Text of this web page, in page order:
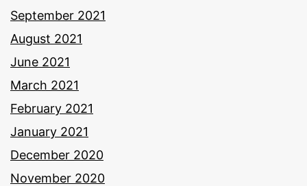
September 2021
August 2021
June 2021
March 2021
February 2021
January 2021
December 2020
November 2020